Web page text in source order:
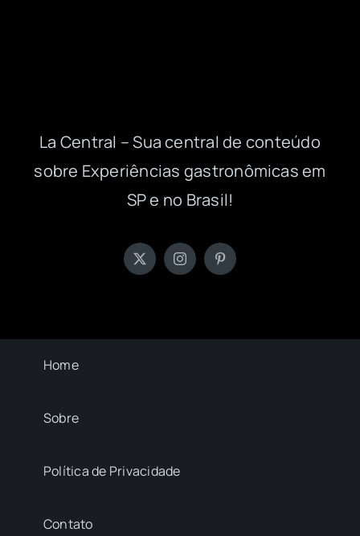
La Central – Sua central de conteúdo
sobre Experiências gastronômicas em
SP e no Brasil!
Home
Sobre
Política de Privacidade
Contato